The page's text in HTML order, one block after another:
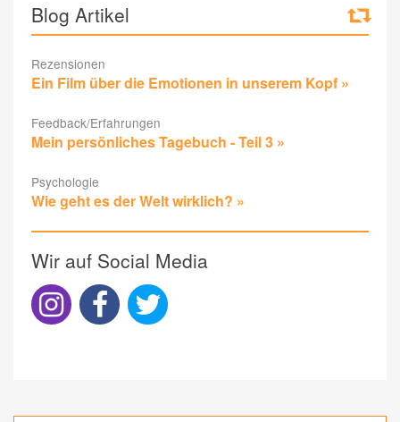
Blog Artikel
Rezensionen
Ein Film über die Emotionen in unserem Kopf »
Feedback/Erfahrungen
Mein persönliches Tagebuch - Teil 3 »
Psychologie
Wie geht es der Welt wirklich? »
Wir auf Social Media